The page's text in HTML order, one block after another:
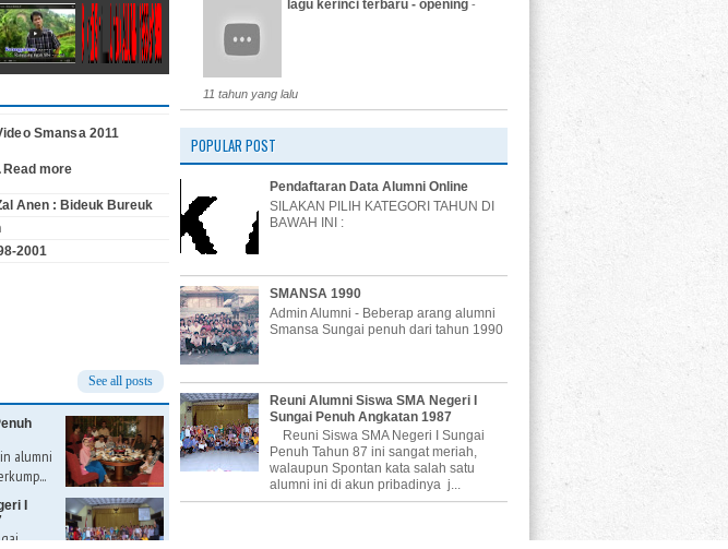
Smansa 2011
Read more
Anen : Bideuk Bureuk
2001
lagu kerinci terbaru - opening -
11 tahun yang lalu
POPULAR POST
Pendaftaran Data Alumni Online
SILAKAN PILIH KATEGORI TAHUN DI
BAWAH INI :
SMANSA 1990
Admin Alumni - Beberap arang alumni
Smansa Sungai penuh dari tahun 1990
Reuni Alumni Siswa SMA Negeri I
Sungai Penuh Angkatan 1987
Reuni Siswa SMA Negeri I Sungai
Penuh Tahun 87 ini sangat meriah,
walaupun Spontan kata salah satu
alumni ini di akun pribadinya j...
See all posts
alumni
I